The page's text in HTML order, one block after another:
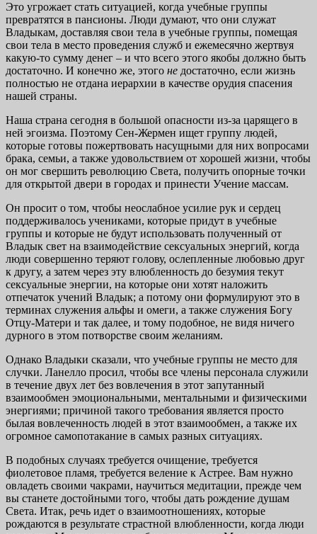
Это угрожает стать ситуацией, когда учебные группы
превратятся в пансионы. Люди думают, что они служат
Владыкам, доставляя свои тела в учебные группы, помещая
свои тела в место проведения служб и ежемесячно жертвуя
какую-то сумму денег – и что всего этого якобы должно быть
достаточно. И конечно же, этого не достаточно, если жизнь
полностью не отдана иерархии в качестве орудия спасения
нашей страны.
Наша страна сегодня в большой опасности из-за царящего в
ней эгоизма. Поэтому Сен-Жермен ищет группу людей,
которые готовы пожертвовать насущными для них вопросами
брака, семьи, а также удовольствием от хорошей жизни, чтобы
он мог свершить революцию Света, получить опорные точки
для открытой двери в городах и принести Учение массам.
Он просит о том, чтобы неослабное усилие рук и сердец
поддерживалось учениками, которые придут в учебные
группы и которые не будут использовать полученный от
Владык свет на взаимодействие сексуальных энергий, когда
люди совершенно теряют голову, ослепленные любовью друг
к другу, а затем через эту влюбленность до безумия текут
сексуальные энергии, на которые они хотят наложить
отпечаток учений Владык; а потому они формулируют это в
терминах служения альфы и омеги, а также служения Богу
Отцу-Матери и так далее, и тому подобное, не видя ничего
дурного в этом потворстве своим желаниям.
Однако Владыки сказали, что учебные группы не место для
случки. Ланелло просил, чтобы все члены персонала служили
в течение двух лет без вовлечения в этот запутанный
взаимообмен эмоциональными, ментальными и физическими
энергиями; причиной такого требования является просто
былая вовлеченность людей в этот взаимообмен, а также их
огромное самопотакание в самых разных ситуациях.
В подобных случаях требуется очищение, требуется
фиолетовое пламя, требуется веление к Астрее. Вам нужно
овладеть своими чакрами, научиться медитации, прежде чем
вы станете достойными того, чтобы дать рождение душам
Света. Итак, речь идет о взаимоотношениях, которые
рождаются в результате страстной влюбленности, когда люди